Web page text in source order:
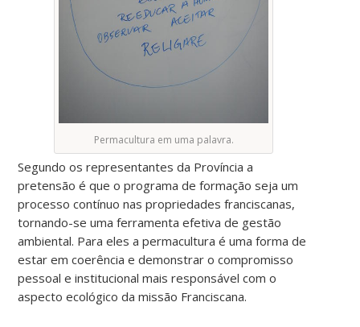
Permacultura em uma palavra.
Segundo os representantes da Província a
pretensão é que o programa de formação seja um
processo contínuo nas propriedades franciscanas,
tornando-se uma ferramenta efetiva de gestão
ambiental. Para eles a permacultura é uma forma de
estar em coerência e demonstrar o compromisso
pessoal e institucional mais responsável com o
aspecto ecológico da missão Franciscana.